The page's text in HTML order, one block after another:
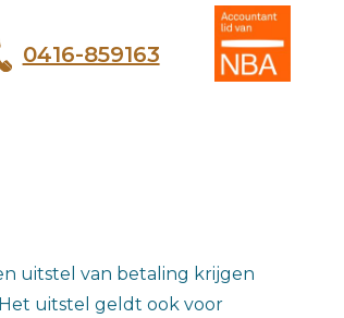
0416-859163
uitstel van betaling krijgen
uitstel geldt ook voor